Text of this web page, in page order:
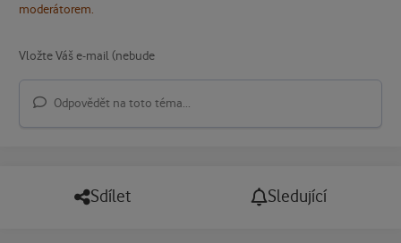
moderátorem.
Odpovědět na toto téma...
Sdílet Sledující